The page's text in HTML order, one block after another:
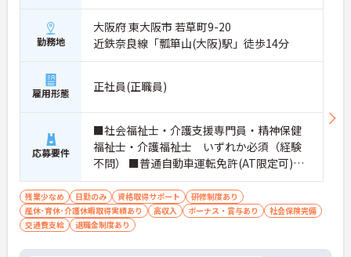
■在宅介護の中核を担うやりがいポジション
現場＋マネジメント両面に関われます。
・利用者の状況把握からサービス調整まで担当
れる
・ケアマネジャーと連携し計画の作成・見直しを実
→ 「支える」だけでなく「動かす」役割を担えます
■未経験OK！安心スタートのサポート体制
はじめての方でも安心して挑戦できる環境です。
・経験不問での採用あり
・先輩職員のフォローで着実にステップアップ
・資格取得支援制度でスキルアップもサポート
→ 一歩ずつ成長できる安心感があります
勤務地
大阪府 東大阪市 若草町9-20
近鉄奈良線「瓢箪山(大阪)駅」徒歩14分
雇用形態 正社員(正職員)
応募要件
■社会福祉士・介護支援専門員・精神保健
福祉士・介護福祉士 いずれか必須（経験
不問） ■普通自動車運転免許(AT限定可)
歓迎
残業少なめ 日勤のみ 資格取得サポート
研修制度あり
産休･育休･介護休暇取得実績あり
高収入 ボーナス・賞与あり
社会保険完備
交通費支給
退職金制度あり